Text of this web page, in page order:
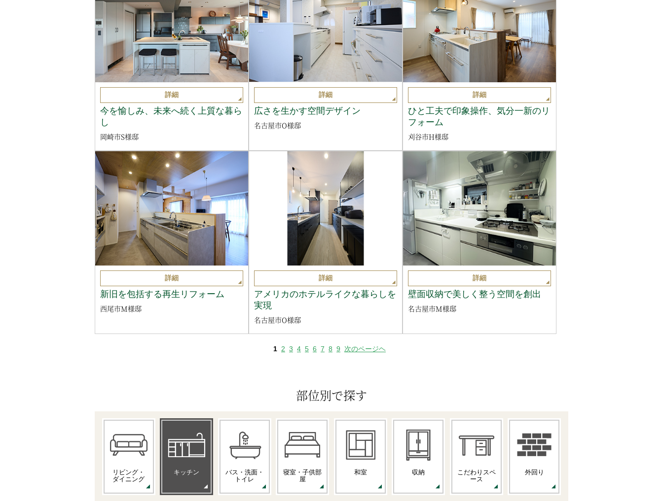
部位別で探す
リビング・
ダイニング
キッチン
バス・洗面・
トイレ
寝室・子供部
屋
和室 収納
こだわりスペ
ース
外回り
詳細
今を愉しみ、未来へ続く上質な暮ら
し
岡崎市S様邸
詳細
広さを生かす空間デザイン
名古屋市O様邸
詳細
ひと工夫で印象操作、気分一新のリ
フォーム
刈谷市H様邸
詳細
新旧を包括する再生リフォーム
西尾市M様邸
詳細
アメリカのホテルライクな暮らしを
実現
名古屋市O様邸
詳細
壁面収納で美しく整う空間を創出
名古屋市M様邸
1 2 3 4 5 6 7 8 9 次のページヘ